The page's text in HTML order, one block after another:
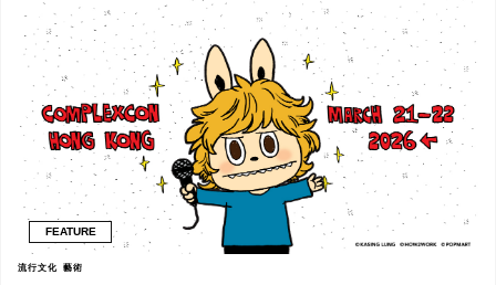
FEATURE
流行文化 藝術